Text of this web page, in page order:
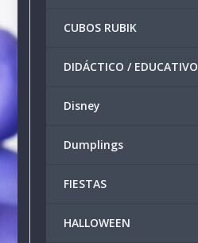
CUBOS RUBIK
DIDÁCTICO / EDUCATIVO
Disney
Dumplings
FIESTAS
HALLOWEEN